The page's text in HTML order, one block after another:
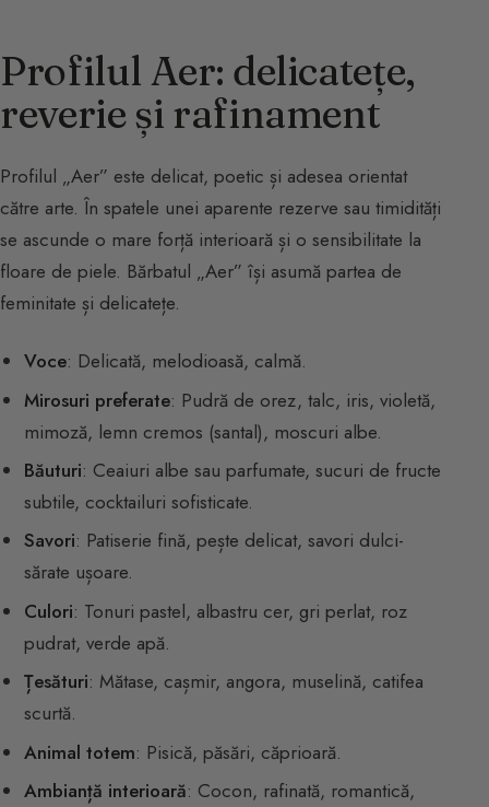
Profilul Aer: delicatețe,
reverie și rafinament
Profilul „Aer” este delicat, poetic și adesea orientat
către arte. În spatele unei aparente rezerve sau timidități
se ascunde o mare forță interioară și o sensibilitate la
floare de piele. Bărbatul „Aer” își asumă partea de
feminitate și delicatețe.
Voce: Delicată, melodioasă, calmă.
Mirosuri preferate: Pudră de orez, talc, iris, violetă,
mimoză, lemn cremos (santal), moscuri albe.
Băuturi: Ceaiuri albe sau parfumate, sucuri de fructe
subtile, cocktailuri sofisticate.
Savori: Patiserie fină, pește delicat, savori dulci-
sărate ușoare.
Culori: Tonuri pastel, albastru cer, gri perlat, roz
pudrat, verde apă.
Țesături: Mătase, cașmir, angora, muselină, catifea
scurtă.
Animal totem: Pisică, păsări, căprioară.
Ambianță interioară: Cocon, rafinată, romantică,